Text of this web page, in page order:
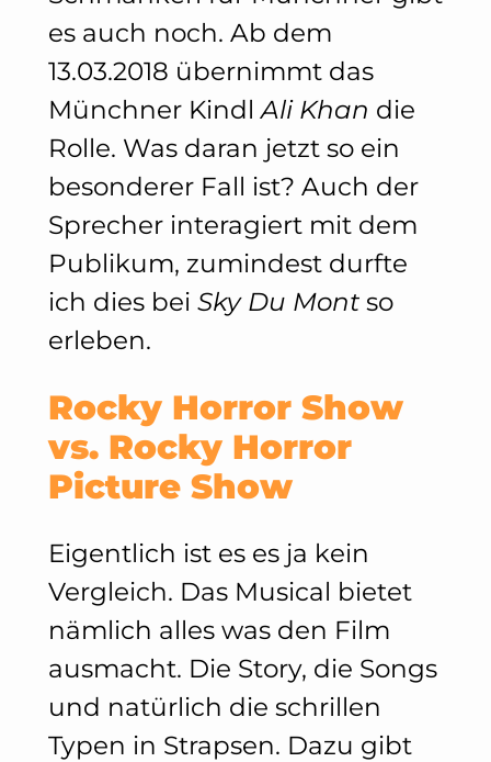
es auch noch. Ab dem
13.03.2018 übernimmt das
Münchner KindlAli Khan die
Rolle. Was daran jetzt so ein
besonderer Fall ist? Auch der
Sprecher interagiert mit dem
Publikum, zumindest durfte
ich dies bei Sky Du Montso
erleben.
Rocky Horror Show
vs. Rocky Horror
Picture Show
Eigentlich ist es es ja kein
Vergleich. Das Musical bietet
nämlich alles was den Film
ausmacht. Die Story, die Songs
und natürlich die schrillen
Typen in Strapsen. Dazu gibt